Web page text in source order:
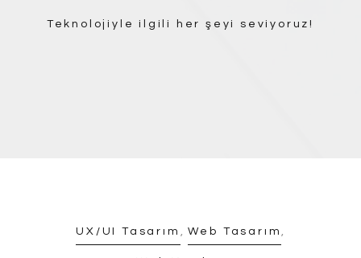
Teknolojiyle ilgili her şeyi seviyoruz!
UX/UI Tasarım , Web Tasarım ,